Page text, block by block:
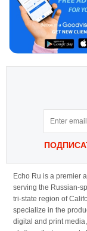
Echo Ru is a premier
serving the Russian-
tri-state region of
specialize in the
digital and print